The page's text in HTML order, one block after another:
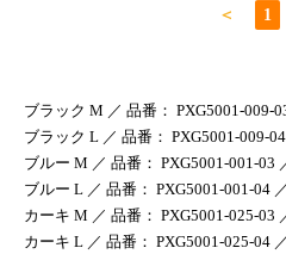
＜ 1
ブラック M ／ 品番： PXG5001-009-
ブラック L ／ 品番： PXG5001-009-
ブルー M ／ 品番： PXG5001-001-03
ブルー L ／ 品番： PXG5001-001-04
カーキ M ／ 品番： PXG5001-025-03
カーキ L ／ 品番： PXG5001-025-04